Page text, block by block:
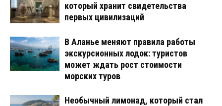
который хранит свидетельства
первых цивилизаций
В Аланье меняют правила работы
экскурсионных лодок: туристов
может ждать рост стоимости
морских туров
Необычный лимонад, который стал